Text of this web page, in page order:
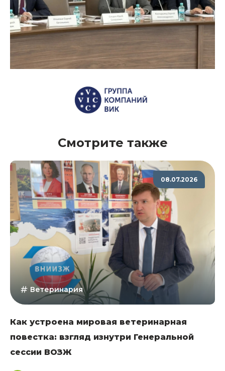
Смотрите также
08.07.2026
Ветеринария
Как устроена мировая ветеринарная
повестка: взгляд изнутри Генеральной
сессии ВОЗЖ